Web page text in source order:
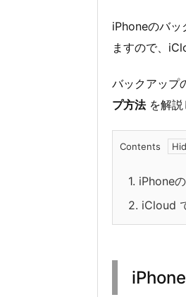
iPhoneのバッ
ますので、
バックアップ
プ方法を解説
Contents
1. iPhone
2. iCloud